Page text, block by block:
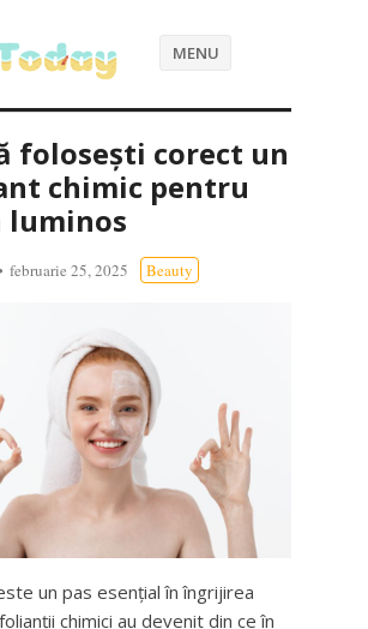
MENU
folosești corect un
chimic pentru
luminos
februarie 25, 2025 Beauty
un pas esențial în îngrijirea
chimici au devenit din ce în